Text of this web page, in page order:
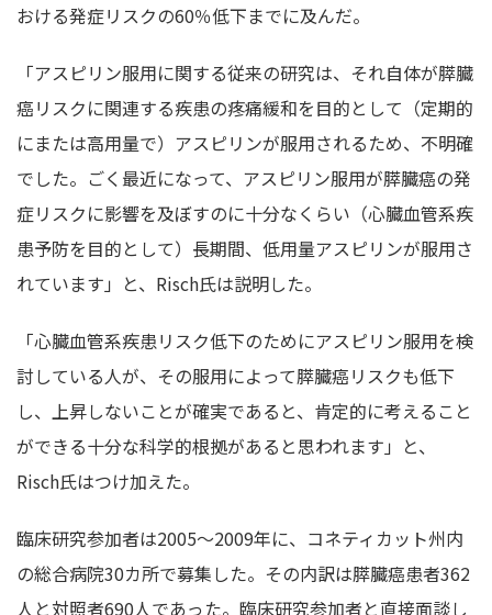
おける発症リスクの60％低下までに及んだ。
「アスピリン服用に関する従来の研究は、それ自体が膵臓
癌リスクに関連する疾患の疼痛緩和を目的として（定期的
にまたは高用量で）アスピリンが服用されるため、不明確
でした。ごく最近になって、アスピリン服用が膵臓癌の発
症リスクに影響を及ぼすのに十分なくらい（心臓血管系疾
患予防を目的として）長期間、低用量アスピリンが服用さ
れています」と、Risch氏は説明した。
「心臓血管系疾患リスク低下のためにアスピリン服用を検
討している人が、その服用によって膵臓癌リスクも低下
し、上昇しないことが確実であると、肯定的に考えること
ができる十分な科学的根拠があると思われます」と、
Risch氏はつけ加えた。
臨床研究参加者は2005～2009年に、コネティカット州内
の総合病院30カ所で募集した。その内訳は膵臓癌患者362
人と対照者690人であった。臨床研究参加者と直接面談し